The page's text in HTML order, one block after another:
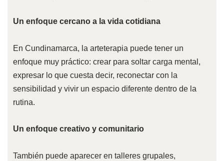
Un enfoque cercano a la vida cotidiana
En Cundinamarca, la arteterapia puede tener un
enfoque muy práctico: crear para soltar carga mental,
expresar lo que cuesta decir, reconectar con la
sensibilidad y vivir un espacio diferente dentro de la
rutina.
Un enfoque creativo y comunitario
También puede aparecer en talleres grupales,